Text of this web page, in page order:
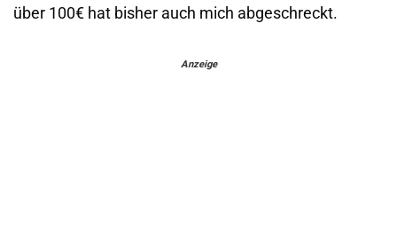
über 100€ hat bisher auch mich abgeschreckt.
Anzeige